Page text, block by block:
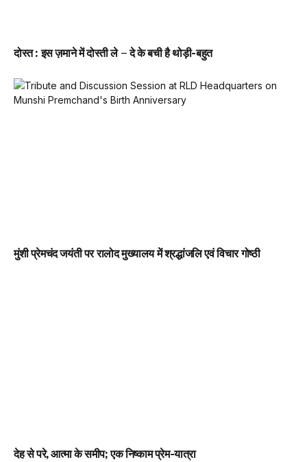
दोस्त : इस ज़माने में दोस्ती ले – दे के बची है थोड़ी-बहुत
मुंशी प्रेमचंद जयंती पर रालोद मुख्यालय में श्रद्धांजलि एवं विचार गोष्ठी
देह से परे, आत्मा के समीप; एक निष्काम प्रेम-यात्रा